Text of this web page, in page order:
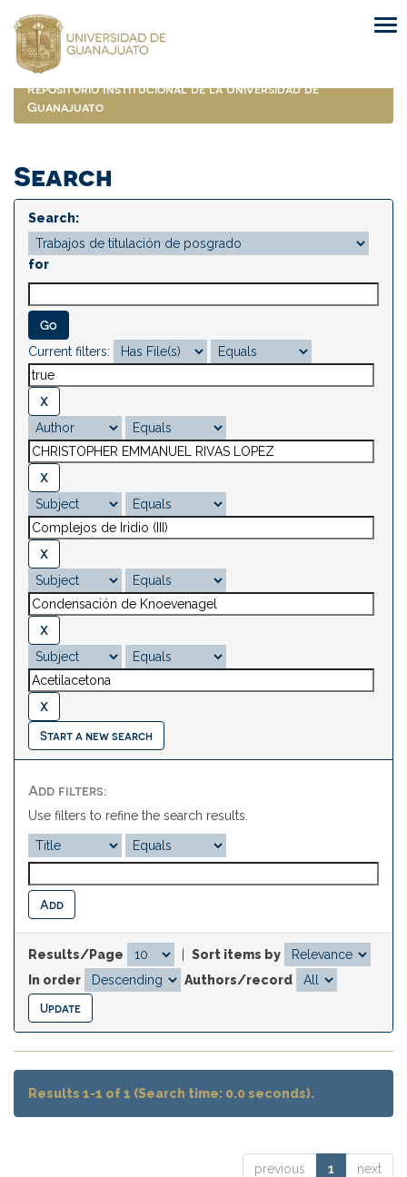
navigation
Repositorio Institucional de la Universidad de
Guanajuato
Search
Search:
for
Current filters:
Start a new search
Add filters:
Use filters to refine the search results.
Results/Page
Sort items by
In order
Authors/record
Results 1-1 of 1 (Search time: 0.0 seconds).
previous 1 next